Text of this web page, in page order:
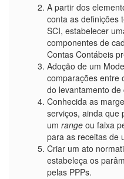
A partir dos
conta as definições
SCI, estabelecer
componentes de
Contas Contábeis
Adoção de um
comparações entre
do levantamento
Conhecida as
serviços, ainda que
um range ou faixa
para as receitas de
Criar um ato
estabeleça os
pelas PPPs.